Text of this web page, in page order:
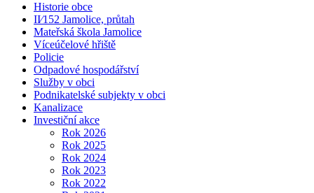
Historie obce
II⁄152 Jamolice, průtah
Mateřská škola Jamolice
Víceúčelové hřiště
Policie
Odpadové hospodářství
Služby v obci
Podnikatelské subjekty v obci
Kanalizace
Investiční akce
Rok 2026
Rok 2025
Rok 2024
Rok 2023
Rok 2022